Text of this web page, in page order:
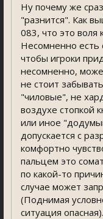
Ну почему же
"разнится". Как
083, что это воля
Несомненно есть
чтобы игроки
несомненно,
не стоит
"чиловые", не
воздухе стопкой
или иное
допускается с
комфортно
пальцем это
по какой-то
случае может
(Поднимая
ситуация опасная).